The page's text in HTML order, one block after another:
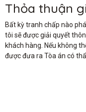
Thỏa thuận
Bất kỳ tranh chấp nào
tôi sẽ được giải quyết
khách hàng. Nếu không
được đưa ra Tòa án có